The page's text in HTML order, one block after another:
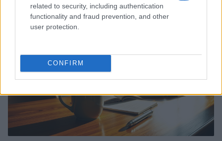
related to security, including authentication
functionality and fraud prevention, and other
user protection.
CONFIRM
Staff · 15 Giu 2025
RECENSIONI TECH